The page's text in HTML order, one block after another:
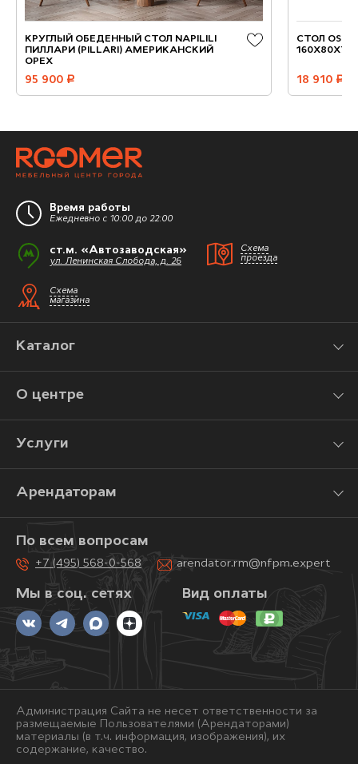
КРУГЛЫЙ ОБЕДЕННЫЙ СТОЛ NAPILILI
ПИЛЛАРИ (PILLARI) АМЕРИКАНСКИЙ
ОРЕХ
95 900 руб.
СТОЛ
18 910 руб.
Время работы
Ежедневно с 10:00 до 22:00
ст.м. «Автозаводская»
ул. Ленинская Слобода, д. 26
Схема
проезда
Схема
магазина
Каталог
О центре
Услуги
Арендаторам
Мы в соц. сетях
По всем вопросам
+7 (495) 568-0-568 arendator.rm@nfpm.expert
Вид оплаты
Администрация Сайта не несет ответственности за
размещаемые Пользователями (Арендаторами)
материалы (в т.ч. информация, изображения), их
содержание, качество.